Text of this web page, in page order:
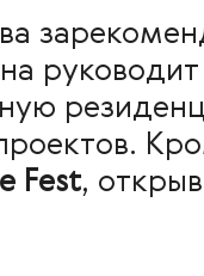
Fest,